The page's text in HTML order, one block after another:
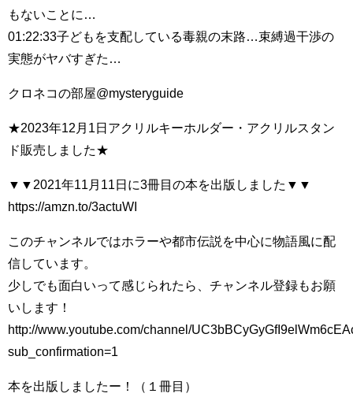
もないことに…
01:22:33子どもを支配している毒親の末路…束縛過干渉の
実態がヤバすぎた…
クロネコの部屋@mysteryguide
★2023年12月1日アクリルキーホルダー・アクリルスタン
ド販売しました★
▼▼2021年11月11日に3冊目の本を出版しました▼▼
https://amzn.to/3actuWI
このチャンネルではホラーや都市伝説を中心に物語風に配
信しています。
少しでも面白いって感じられたら、チャンネル登録もお願
いします！
http://www.youtube.com/channel/
sub_confirmation=1
本を出版しましたー！（１冊目）